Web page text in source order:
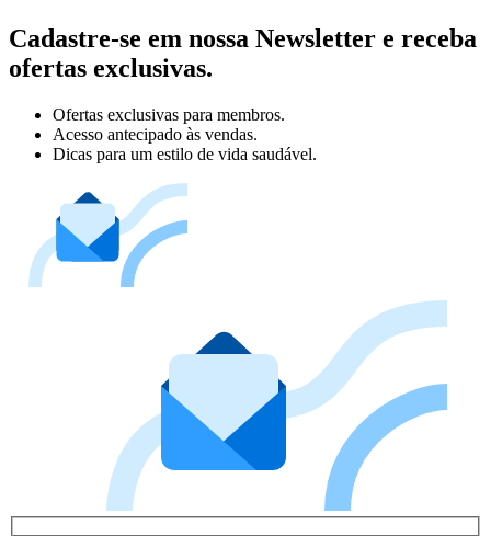
Cadastre-se em nossa Newsletter e receba
ofertas exclusivas.
Ofertas exclusivas para membros.
Acesso antecipado às vendas.
Dicas para um estilo de vida saudável.